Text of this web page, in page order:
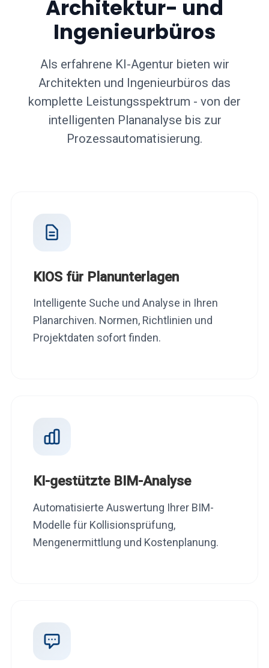
Architektur- und
Ingenieurbüros
Als erfahrene KI-Agentur bieten wir
Architekten und Ingenieurbüros das
komplette Leistungsspektrum - von der
intelligenten Plananalyse bis zur
Prozessautomatisierung.
KIOS für Planunterlagen
Intelligente Suche und Analyse in Ihren
Planarchiven. Normen, Richtlinien und
Projektdaten sofort finden.
KI-gestützte BIM-Analyse
Automatisierte Auswertung Ihrer BIM-
Modelle für Kollisionsprüfung,
Mengenermittlung und Kostenplanung.